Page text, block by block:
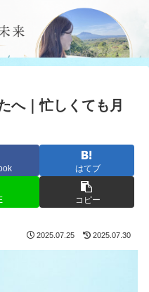
へ｜忙しくても月
はてブ
コピー
2025.07.25 2025.07.30